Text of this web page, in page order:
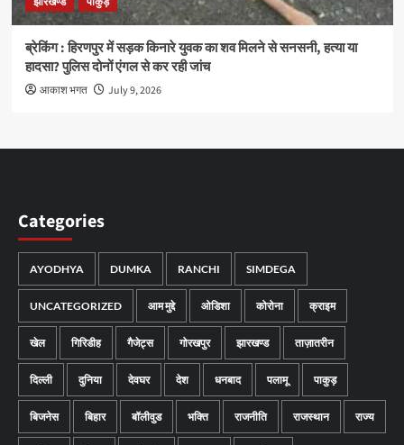
ब्रेकिंग : हिरणपुर में सड़क किनारे युवक का शव मिलने से सनसनी, हत्या या
हादसा? पुलिस दोनों एंगल से कर रही जांच
आकाश भगत July 9, 2026
Categories
AYODHYA DUMKA RANCHI SIMDEGA
UNCATEGORIZED आम मुद्दे ओडिशा कोरोना क्राइम
खेल गिरिडीह गैजेट्स गोरखपुर झारखण्ड ताज़ातरीन
दिल्ली दुनिया देवघर देश धनबाद पलामू पाकुड़
बिजनेस बिहार बॉलीवुड भक्ति राजनीति राजस्थान राज्य